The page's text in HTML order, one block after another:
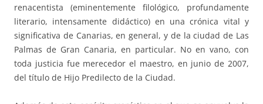
renacentista (eminentemente filológico, profundamente
literario, intensamente didáctico) en una crónica vital y
significativa de Canarias, en general, y de la ciudad de Las
Palmas de Gran Canaria, en particular. No en vano, con
toda justicia fue merecedor el maestro, en junio de 2007,
del título de Hijo Predilecto de la Ciudad.